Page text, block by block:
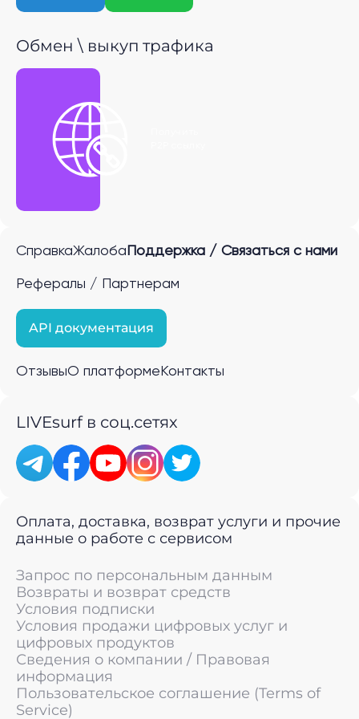
Обмен \ выкуп трафика
СправкаЖалоба Поддержка / Связаться с нами
Рефералы / Партнерам
API документация
ОтзывыО платформе Контакты
LIVEsurf в соц.сетях
Оплата, доставка, возврат услуги и прочие
данные о работе с сервисом
Запрос по персональным данным
Возвраты и возврат средств
Условия подписки
Условия продажи цифровых услуг и
цифровых продуктов
Сведения о компании / Правовая
информация
Пользовательское соглашение (Terms of
Service)